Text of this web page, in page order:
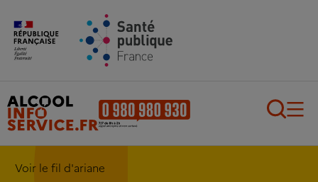
Aller au contenu principal
Voir le fil d'ariane